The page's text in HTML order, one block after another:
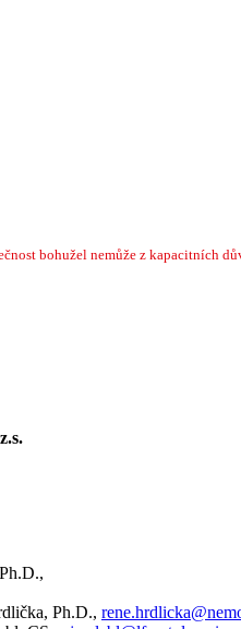
bohužel nemůže z kapacitních
Ph.D.,